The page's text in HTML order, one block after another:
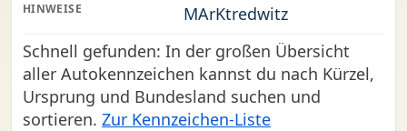
HINWEISE
MArKtredwitz
Schnell gefunden: In der großen Übersicht
aller Autokennzeichen kannst du nach Kürzel,
Ursprung und Bundesland suchen und
sortieren. Zur Kennzeichen-Liste